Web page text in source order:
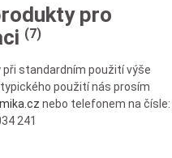
pro
(7)
standardním použití výše
použití nás prosím
nebo telefonem na čísle:
241